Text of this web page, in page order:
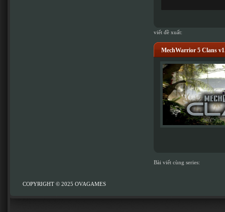
viết đề xuất:
MechWarrior 5 Clans
Bài viết cùng series:
COPYRIGHT © 2025 OVAGAMES